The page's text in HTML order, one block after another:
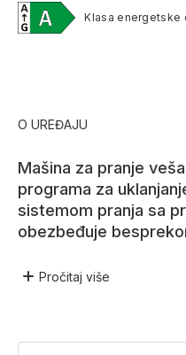
Klasa energetske
O UREĐAJU
Mašina za pranje
programa za
sistemom pranja sa
obezbeđuje
Pročitaj više